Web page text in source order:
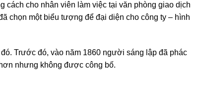
cách cho nhân viên làm việc tại văn phòng giao dịch
chọn một biểu tượng để đại diện cho công ty – hình
Trước đó, vào năm 1860 người sáng lập đã phác
nhưng không được công bố.